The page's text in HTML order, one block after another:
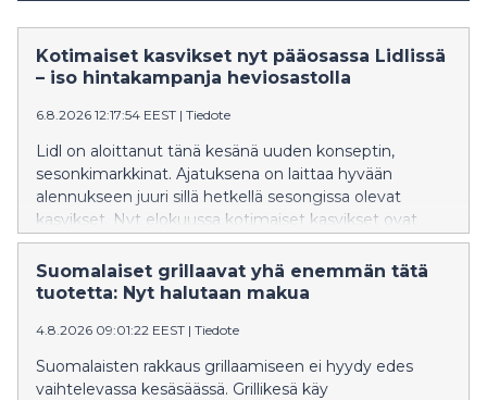
Kotimaiset kasvikset nyt pääosassa Lidlissä
– iso hintakampanja heviosastolla
6.8.2026 12:17:54 EEST | Tiedote
Lidl on aloittanut tänä kesänä uuden konseptin,
sesonkimarkkinat. Ajatuksena on laittaa hyvään
alennukseen juuri sillä hetkellä sesongissa olevat
kasvikset. Nyt elokuussa kotimaiset kasvikset ovat
pääosassa. Suomalaiset kasvikset ovat parhaimmillaan
juuri nyt, sillä luonnollisen satokauden aikana ne ovat
kaikkein tuoreimpia ja maukkaimpia. Kotimaiset
jopa 40 prosenttia.
Suomalaiset grillaavat yhä enemmän tätä
tuotetta: Nyt halutaan makua
4.8.2026 09:01:22 EEST | Tiedote
Suomalaisten rakkaus grillaamiseen ei hyydy edes
vaihtelevassa kesäsäässä. Grillikesä käy